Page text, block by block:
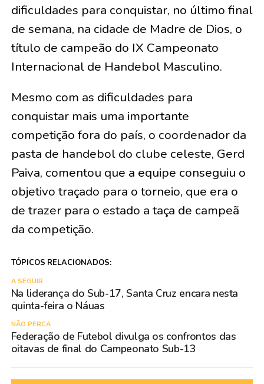
dificuldades para conquistar, no último final
de semana, na cidade de Madre de Dios, o
título de campeão do IX Campeonato
Internacional de Handebol Masculino.
Mesmo com as dificuldades para
conquistar mais uma importante
competição fora do país, o coordenador da
pasta de handebol do clube celeste, Gerd
Paiva, comentou que a equipe conseguiu o
objetivo traçado para o torneio, que era o
de trazer para o estado a taça de campeã
da competição.
TÓPICOS RELACIONADOS:
A SEGUIR
Na liderança do Sub-17, Santa Cruz encara nesta
quinta-feira o Náuas
NÃO PERCA
Federação de Futebol divulga os confrontos das
oitavas de final do Campeonato Sub-13